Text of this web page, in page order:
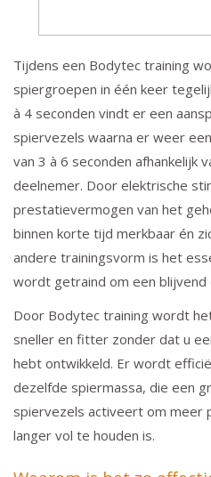
Tijdens een Bodytec training
spiergroepen in één keer
à 4 seconden vindt er een
spiervezels waarna er weer
van 3 à 6 seconden afhankelijk
deelnemer. Door elektrische
prestatievermogen van het
binnen korte tijd merkbaar én
andere trainingsvorm is het
wordt getraind om een
Door Bodytec training wordt
sneller en fitter zonder dat u
hebt ontwikkeld. Er wordt
dezelfde spiermassa, die een
spiervezels activeert om meer
langer vol te houden is.